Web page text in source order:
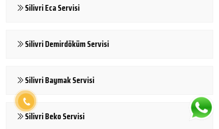
Silivri Eca Servisi
Silivri Demirdöküm Servisi
Silivri Baymak Servisi
Silivri Beko Servisi